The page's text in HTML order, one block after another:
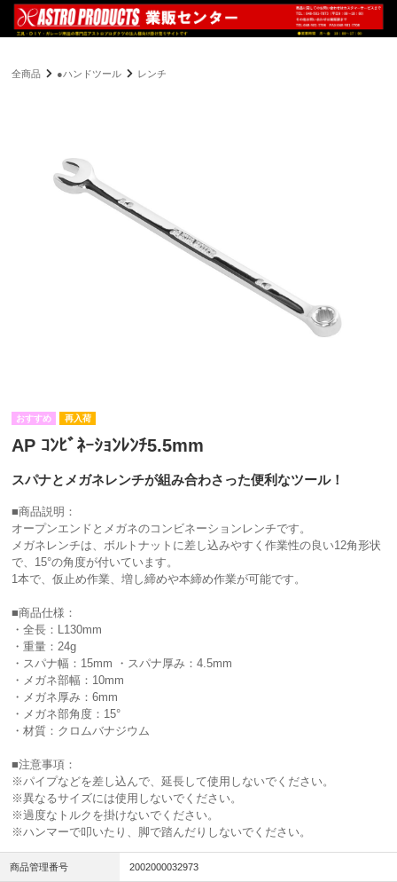
全商品 ●ハンドツール レンチ
再入荷
AP ｺﾝﾋﾞﾈｰｼｮﾝﾚﾝﾁ5.5mm
スパナとメガネレンチが組み合わさった便利なツール！
■商品説明：
オープンエンドとメガネのコンビネーションレンチです。
メガネレンチは、ボルトナットに差し込みやすく作業性の良い12角形状
で、15°の角度が付いています。
1本で、仮止め作業、増し締めや本締め作業が可能です。
■商品仕様：
・全長：L130mm
・重量：24g
・スパナ幅：15mm ・スパナ厚み：4.5mm
・メガネ部幅：10mm
・メガネ厚み：6mm
・メガネ部角度：15°
・材質：クロムバナジウム
■注意事項：
※パイプなどを差し込んで、延長して使用しないでください。
※異なるサイズには使用しないでください。
※過度なトルクを掛けないでください。
※ハンマーで叩いたり、脚で踏んだりしないでください。
商品管理番号 2002000032973